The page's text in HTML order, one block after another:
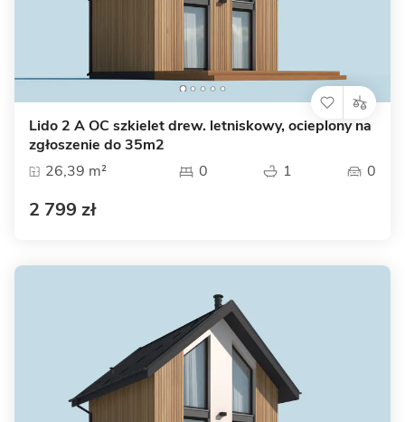
Lido 2 A OC szkielet drew. letniskowy, ocieplony na
zgłoszenie do 35m2
26,39 m²
0 1 0
2 799 zł